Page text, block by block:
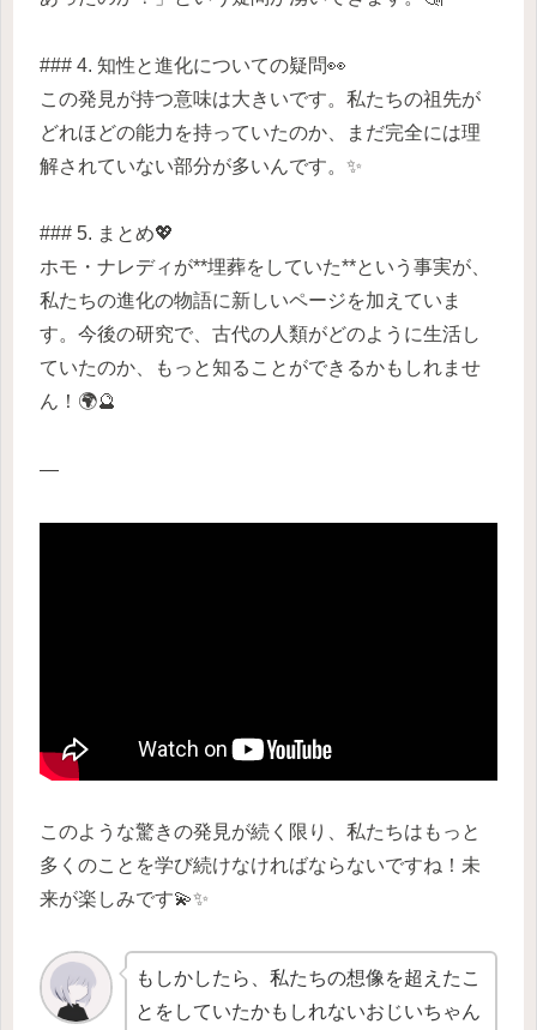
### 4. 知性と進化についての疑問👀
この発見が持つ意味は大きいです。私たちの祖先が
どれほどの能力を持っていたのか、まだ完全には理
解されていない部分が多いんです。✨
### 5. まとめ💖
ホモ・ナレディが**埋葬をしていた**という事実が、
私たちの進化の物語に新しいページを加えていま
す。今後の研究で、古代の人類がどのように生活し
ていたのか、もっと知ることができるかもしれませ
ん！🌍🔮
—
このような驚きの発見が続く限り、私たちはもっと
多くのことを学び続けなければならないですね！未
来が楽しみです💫✨
もしかしたら、私たちの想像を超えたこ
とをしていたかもしれないおじいちゃん